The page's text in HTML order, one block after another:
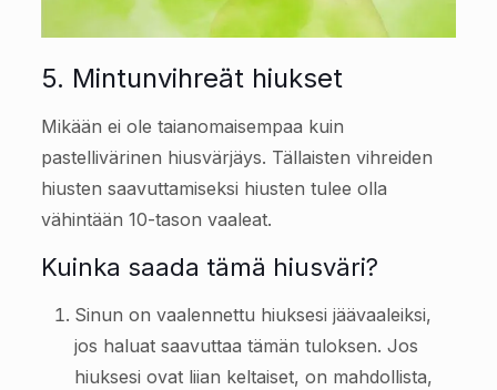
5. Mintunvihreät hiukset
Mikään ei ole taianomaisempaa kuin
pastellivärinen hiusvärjäys. Tällaisten vihreiden
hiusten saavuttamiseksi hiusten tulee olla
vähintään 10-tason vaaleat.
Kuinka saada tämä hiusväri?
Sinun on vaalennettu hiuksesi jäävaaleiksi,
jos haluat saavuttaa tämän tuloksen. Jos
hiuksesi ovat liian keltaiset, on mahdollista,